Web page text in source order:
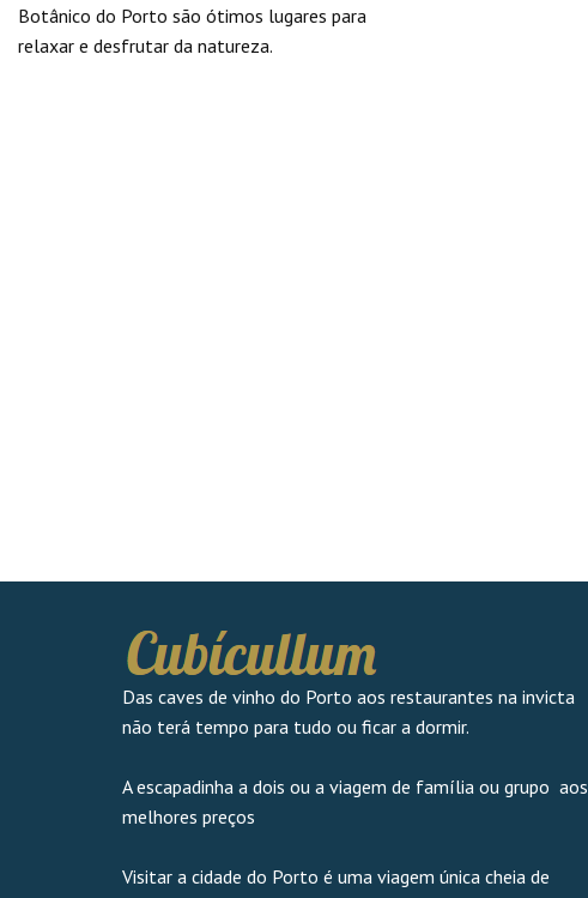
Botânico do Porto são ótimos lugares para
relaxar e desfrutar da natureza.
Das caves de vinho do Porto aos restaurantes na invicta
não terá tempo para tudo ou ficar a dormir.
A escapadinha a dois ou a viagem de família ou grupo aos
melhores preços
Visitar a cidade do Porto é uma viagem única cheia de